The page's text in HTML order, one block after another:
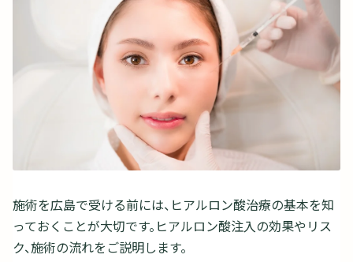
施術を広島で受ける前には、ヒアルロン酸治療の基本を知
っておくことが大切です。ヒアルロン酸注入の効果やリス
ク、施術の流れをご説明します。